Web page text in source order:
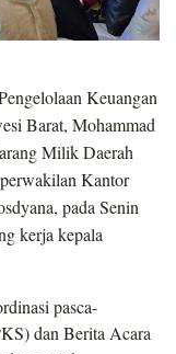
Keuangan
Barat, Mohammad
Milik Daerah
Kantor
pada Senin
kerja kepala
pasca-
dan Berita Acara